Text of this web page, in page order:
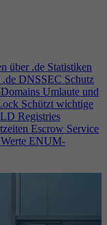
über .de Statistiken
.de DNSSEC Schutz
Umlaute und
Schützt wichtige
Registries
Escrow Service
ENUM-